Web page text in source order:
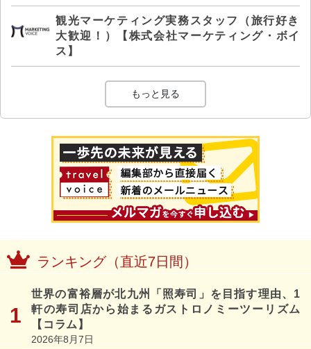
観光マーケティング実務スタッフ（旅行好き
大歓迎！）【株式会社マーケティング・ボイ
ス】
もっと見る
ランキング（直近7日間）
世界の富裕層が北九州「照寿司」を目指す理由、1
軒の寿司店から始まるガストロノミーツーリズム
【コラム】
2026年8月7日